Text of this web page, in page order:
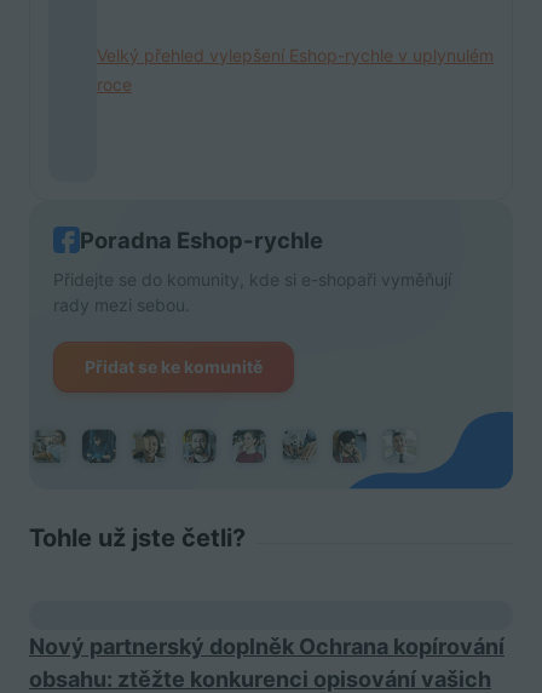
Velký přehled vylepšení Eshop-rychle v uplynulém
roce
Poradna Eshop-rychle
Přidejte se do komunity, kde si e-shopaři vyměňují
rady mezi sebou.
Přidat se ke komunitě
Tohle už jste četli?
Nový partnerský doplněk Ochrana kopírování
obsahu: ztěžte konkurenci opisování vašich